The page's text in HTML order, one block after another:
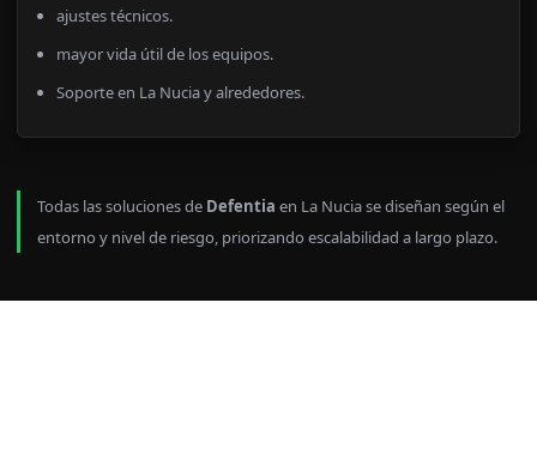
ajustes técnicos.
mayor vida útil de los equipos.
Soporte en La Nucia y alrededores.
Todas las soluciones de Defentia en La Nucia se diseñan según el
entorno y nivel de riesgo, priorizando escalabilidad a largo plazo.